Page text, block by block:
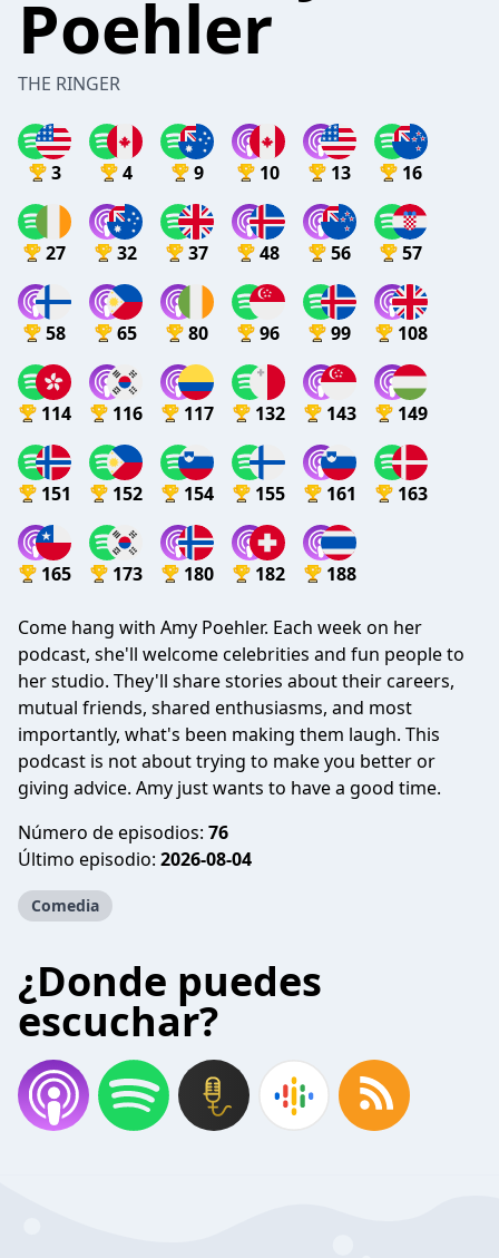
Poehler
THE RINGER
3 4 9 10 13 16
27 32 37 48 56 57
58 65 80 96 99 108
114 116 117 132 143 149
151 152 154 155 161 163
165 173 180 182 188
Come hang with Amy Poehler. Each week on her
podcast, she'll welcome celebrities and fun people to
her studio. They'll share stories about their careers,
mutual friends, shared enthusiasms, and most
importantly, what's been making them laugh. This
podcast is not about trying to make you better or
giving advice. Amy just wants to have a good time.
Número de episodios: 76
Último episodio: 2026-08-04
Comedia
¿Donde puedes
escuchar?